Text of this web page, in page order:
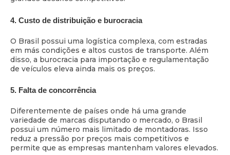
4. Custo de distribuição e burocracia
O Brasil possui uma logística complexa, com estradas
em más condições e altos custos de transporte. Além
disso, a burocracia para importação e regulamentação
de veículos eleva ainda mais os preços.
5. Falta de concorrência
Diferentemente de países onde há uma grande
variedade de marcas disputando o mercado, o Brasil
possui um número mais limitado de montadoras. Isso
reduz a pressão por preços mais competitivos e
permite que as empresas mantenham valores elevados.